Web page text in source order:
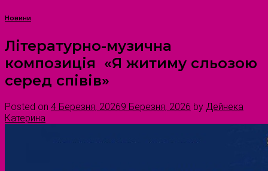
Новини
Літературно-музична
композиція «Я житиму сльозою
серед співів»
Posted on 4 Березня, 20269 Березня, 2026 by Дейнека
Катерина